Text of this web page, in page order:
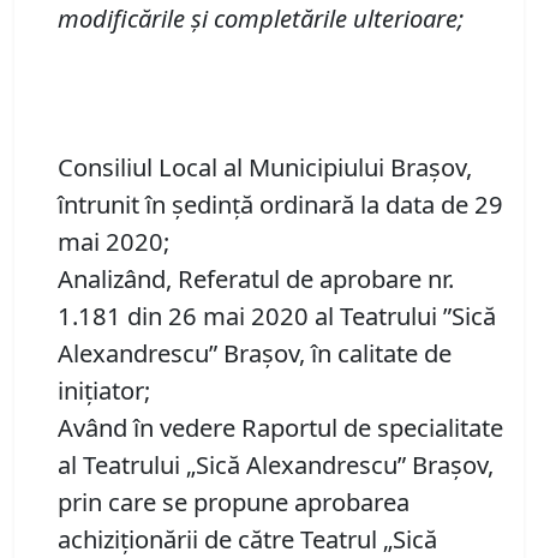
modificările și completările ulterioare;
Consiliul Local al Municipiului Brașov,
întrunit în ședință ordinară la data de 29
mai 2020;
Analizând, Referatul de aprobare nr.
1.181 din 26 mai 2020 al Teatrului ”Sică
Alexandrescu” Brașov, în calitate de
inițiator;
Având în vedere Raportul de specialitate
al Teatrului „Sică Alexandrescu” Braşov,
prin care se propune aprobarea
achiziționării de către Teatrul „Sică